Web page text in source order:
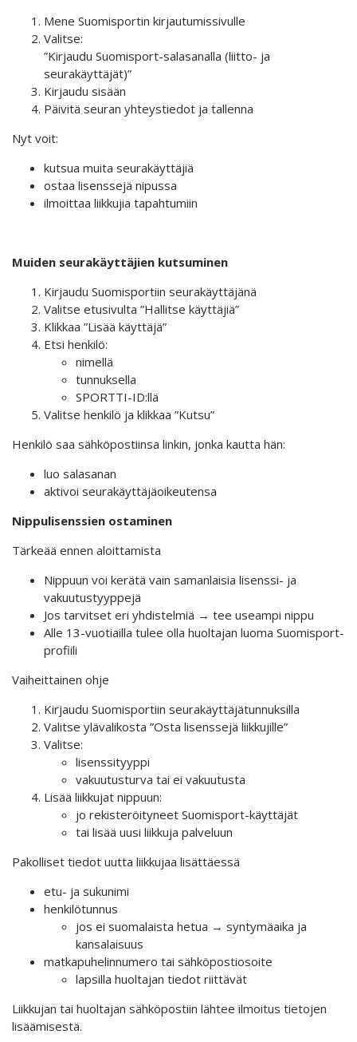
Mene Suomisportin kirjautumissivulle
Valitse:
”Kirjaudu Suomisport-salasanalla (liitto- ja
seurakäyttäjät)”
Kirjaudu sisään
Päivitä seuran yhteystiedot ja tallenna
Nyt voit:
kutsua muita seurakäyttäjiä
ostaa lisenssejä nipussa
ilmoittaa liikkujia tapahtumiin
Muiden seurakäyttäjien kutsuminen
Kirjaudu Suomisportiin seurakäyttäjänä
Valitse etusivulta ”Hallitse käyttäjiä”
Klikkaa ”Lisää käyttäjä”
Etsi henkilö:
nimellä
tunnuksella
SPORTTI-ID:llä
Valitse henkilö ja klikkaa ”Kutsu”
Henkilö saa sähköpostiinsa linkin, jonka kautta hän:
luo salasanan
aktivoi seurakäyttäjäoikeutensa
Nippulisenssien ostaminen
Tärkeää ennen aloittamista
Nippuun voi kerätä vain samanlaisia lisenssi- ja
vakuutustyyppejä
Jos tarvitset eri yhdistelmiä → tee useampi nippu
Alle 13-vuotiailla tulee olla huoltajan luoma Suomisport-
profiili
Vaiheittainen ohje
Kirjaudu Suomisportiin seurakäyttäjätunnuksilla
Valitse ylävalikosta ”Osta lisenssejä liikkujille”
Valitse:
lisenssityyppi
vakuutusturva tai ei vakuutusta
Lisää liikkujat nippuun:
jo rekisteröityneet Suomisport-käyttäjät
tai lisää uusi liikkuja palveluun
Pakolliset tiedot uutta liikkujaa lisättäessä
etu- ja sukunimi
henkilötunnus
jos ei suomalaista hetua → syntymäaika ja
kansalaisuus
matkapuhelinnumero tai sähköpostiosoite
lapsilla huoltajan tiedot riittävät
Liikkujan tai huoltajan sähköpostiin lähtee ilmoitus tietojen
lisäämisestä.